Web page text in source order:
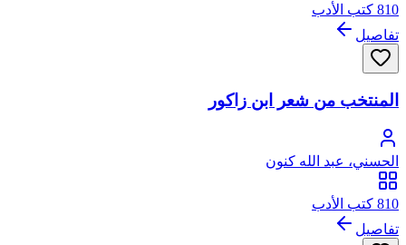
810 كتب الأدب
تفاصيل
المنتخب من شعر ابن زاكور
الحسني، عبد الله كنون
810 كتب الأدب
تفاصيل